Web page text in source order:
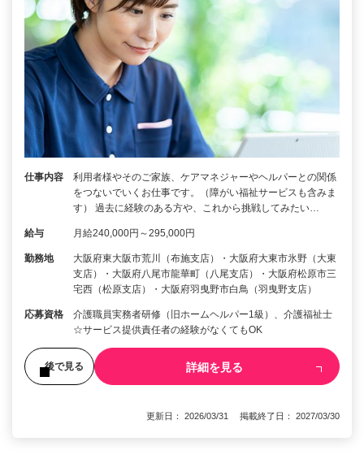
仕事内容
利用者様やそのご家族、ケアマネジャーやヘルパーとの関係
をつないでいくお仕事です。（障がい福祉サービスも含みま
す） 過去に経験のある方や、これから挑戦してみたい…
給与 月給240,000円～295,000円
勤務地
大阪府東大阪市荒川（布施支店）・大阪府大東市氷野（大東
支店）・大阪府八尾市龍華町（八尾支店）・大阪府松原市三
宅西（松原支店）・大阪府羽曳野市白鳥（羽曳野支店）
応募資格
介護職員実務者研修（旧ホームヘルパー1級）、介護福祉士
☆サービス提供責任者の経験がなくてもOK
後で見る 詳細を見る
更新日： 2026/03/31 掲載終了日： 2027/03/30